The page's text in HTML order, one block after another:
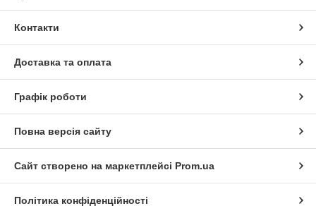
Контакти
Доставка та оплата
Графік роботи
Повна версія сайту
Сайт створено на маркетплейсі Prom.ua
Політика конфіденційності